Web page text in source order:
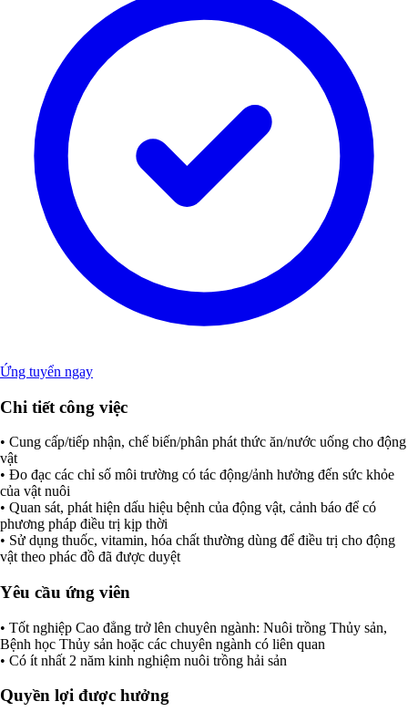
Ứng tuyển ngay
Chi tiết công việc
• Cung cấp/tiếp nhận, chế biến/phân phát thức ăn/nước uống cho động
vật
• Đo đạc các chỉ số môi trường có tác động/ảnh hưởng đến sức khỏe
của vật nuôi
• Quan sát, phát hiện dấu hiệu bệnh của động vật, cảnh báo để có
phương pháp điều trị kịp thời
• Sử dụng thuốc, vitamin, hóa chất thường dùng để điều trị cho động
vật theo phác đồ đã được duyệt
Yêu cầu ứng viên
• Tốt nghiệp Cao đẳng trở lên chuyên ngành: Nuôi trồng Thủy sản,
Bệnh học Thủy sản hoặc các chuyên ngành có liên quan
• Có ít nhất 2 năm kinh nghiệm nuôi trồng hải sản
Quyền lợi được hưởng